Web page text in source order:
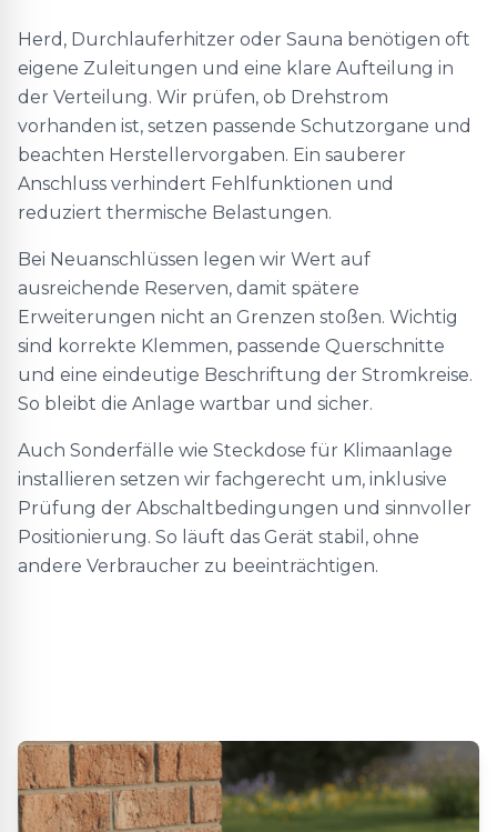
Herd, Durchlauferhitzer oder Sauna benötigen oft
eigene Zuleitungen und eine klare Aufteilung in
der Verteilung. Wir prüfen, ob Drehstrom
vorhanden ist, setzen passende Schutzorgane und
beachten Herstellervorgaben. Ein sauberer
Anschluss verhindert Fehlfunktionen und
reduziert thermische Belastungen.
Bei Neuanschlüssen legen wir Wert auf
ausreichende Reserven, damit spätere
Erweiterungen nicht an Grenzen stoßen. Wichtig
sind korrekte Klemmen, passende Querschnitte
und eine eindeutige Beschriftung der Stromkreise.
So bleibt die Anlage wartbar und sicher.
Auch Sonderfälle wie Steckdose für Klimaanlage
installieren setzen wir fachgerecht um, inklusive
Prüfung der Abschaltbedingungen und sinnvoller
Positionierung. So läuft das Gerät stabil, ohne
andere Verbraucher zu beeinträchtigen.